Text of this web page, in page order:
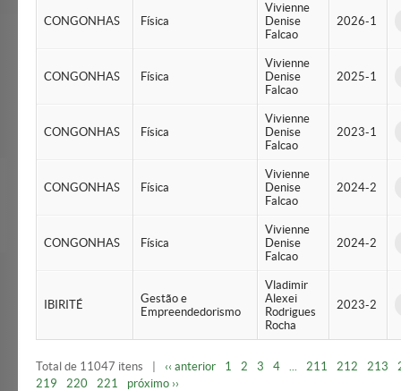
CONGONHAS Física
Vivienne
Denise
Falcao
2026-1
CONGONHAS Física
Vivienne
Denise
Falcao
2025-1
CONGONHAS Física
Vivienne
Denise
Falcao
2023-1
CONGONHAS Física
Vivienne
Denise
Falcao
2024-2
CONGONHAS Física
Vivienne
Denise
Falcao
2024-2
IBIRITÉ
Gestão e
Empreendedorismo
Vladimir
Alexei
Rodrigues
Rocha
2023-2
Total de 11047 itens ‹‹ anterior 1 2 3 4 ... 211 212 213
219
220 221 próximo ››